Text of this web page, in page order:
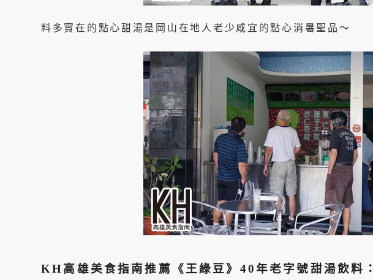
料多實在的點心甜湯是岡山在地人老少咸宜的點心消暑聖品～
KH高雄美食指南推薦《王綠豆》40年老字號甜湯飲料：